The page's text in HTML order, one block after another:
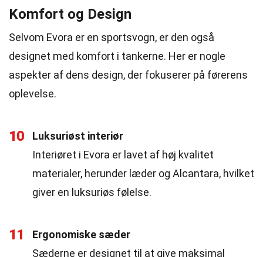
Komfort og Design
Selvom Evora er en sportsvogn, er den også
designet med komfort i tankerne. Her er nogle
aspekter af dens design, der fokuserer på førerens
oplevelse.
10
Luksuriøst interiør
Interiøret i Evora er lavet af høj kvalitet
materialer, herunder læder og Alcantara, hvilket
giver en luksuriøs følelse.
11
Ergonomiske sæder
Sæderne er designet til at give maksimal